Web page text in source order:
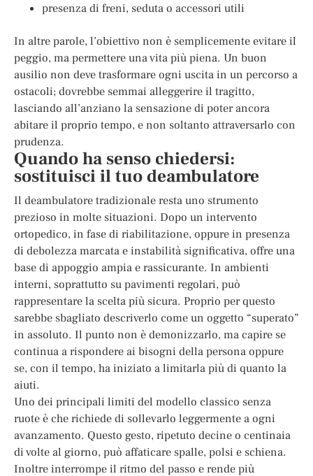
presenza di freni, seduta o accessori utili
In altre parole, l’obiettivo non è semplicemente evitare il
peggio, ma permettere una vita più piena. Un buon
ausilio non deve trasformare ogni uscita in un percorso a
ostacoli; dovrebbe semmai alleggerire il tragitto,
lasciando all’anziano la sensazione di poter ancora
abitare il proprio tempo, e non soltanto attraversarlo con
prudenza.
Quando ha senso chiedersi:
sostituisci il tuo deambulatore
Il deambulatore tradizionale resta uno strumento
prezioso in molte situazioni. Dopo un intervento
ortopedico, in fase di riabilitazione, oppure in presenza
di debolezza marcata e instabilità significativa, offre una
base di appoggio ampia e rassicurante. In ambienti
interni, soprattutto su pavimenti regolari, può
rappresentare la scelta più sicura. Proprio per questo
sarebbe sbagliato descriverlo come un oggetto “superato”
in assoluto. Il punto non è demonizzarlo, ma capire se
continua a rispondere ai bisogni della persona oppure
se, con il tempo, ha iniziato a limitarla più di quanto la
aiuti.
Uno dei principali limiti del modello classico senza
ruote è che richiede di sollevarlo leggermente a ogni
avanzamento. Questo gesto, ripetuto decine o centinaia
di volte al giorno, può affaticare spalle, polsi e schiena.
Inoltre interrompe il ritmo del passo e rende più